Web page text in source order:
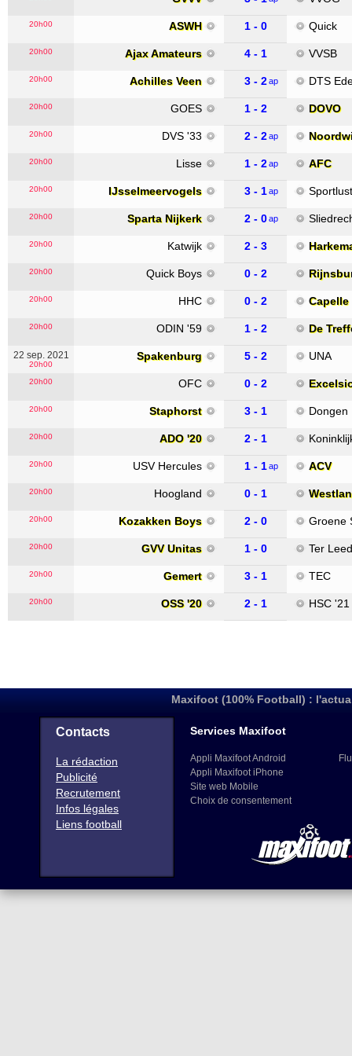
20h00 ASWH 1 - 0 Quick
20h00 Ajax Amateurs 4 - 1 VVSB
20h00 Achilles Veen 3 - 2 ap DTS
20h00 GOES 1 - 2 DOVO
20h00 DVS '33 2 - 2 ap
20h00 Lisse 1 - 2 ap AFC
20h00 IJsselmeervogels 3 - 1 ap
20h00 Sparta Nijkerk 2 - 0 ap
20h00 Katwijk 2 - 3
20h00 Quick Boys 0 - 2
20h00 HHC 0 - 2 Capelle
20h00 ODIN '59 1 - 2 De
22 sep. 2021
20h00
Spakenburg 5 - 2 UNA
20h00 OFC 0 - 2
20h00 Staphorst 3 - 1 Dongen
20h00 ADO '20 2 - 1
20h00 USV Hercules 1 - 1 ap ACV
20h00 Hoogland 0 - 1
20h00 Kozakken Boys 2 - 0 Groene
20h00 GVV Unitas 1 - 0 Ter
20h00 Gemert 3 - 1 TEC
20h00 OSS '20 2 - 1 HSC '21
Maxifoot (100% Football) :
Contacts
La rédaction
Publicité
Recrutement
Infos légales
Liens football
Services Maxifoot
Appli Maxifoot Android
Appli Maxifoot iPhone
Site web Mobile
Choix de consentement